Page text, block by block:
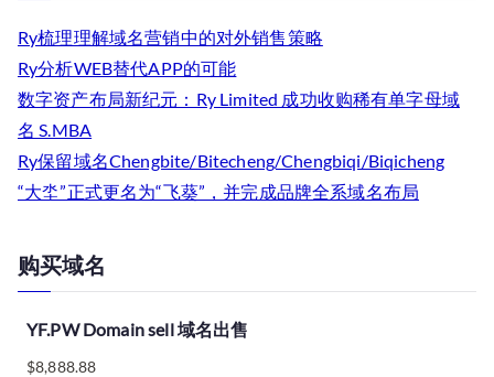
Ry梳理理解域名营销中的对外销售策略
Ry分析WEB替代APP的可能
数字资产布局新纪元：Ry Limited 成功收购稀有单字母域
名 S.MBA
Ry保留域名Chengbite/Bitecheng/Chengbiqi/Biqicheng
“大坔”正式更名为“飞葵”，并完成品牌全系域名布局
购买域名
YF.PW Domain sell 域名出售
$8,888.88